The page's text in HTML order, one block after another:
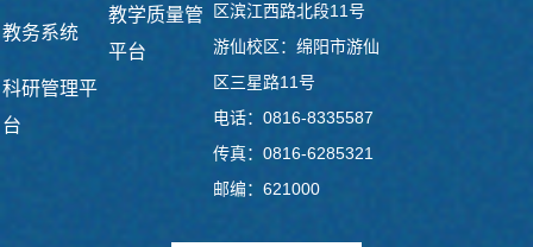
教务系统
教学质量管
平台
科研管理平
台
区滨江西路北段11号
游仙校区：绵阳市游仙
区三星路11号
电话：0816-8335587
传真：0816-6285321
邮编：621000